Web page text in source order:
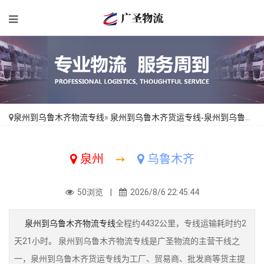
泉州到乌鲁木齐物流专线» 泉州到乌鲁木齐货运专线-泉州到乌鲁木齐物流公司_全程无虑「急你所需」
泉州 ➙ 乌鲁木齐
50浏览 | 2026/8/6 22:45:44
泉州到乌鲁木齐物流专线全程约4432公里，专线运输耗时约2
天21小时。 泉州到乌鲁木齐物流专线是广圣物流的主营干线之
一，泉州到乌鲁木齐货运专线为工厂、贸易商、批发商等货主提